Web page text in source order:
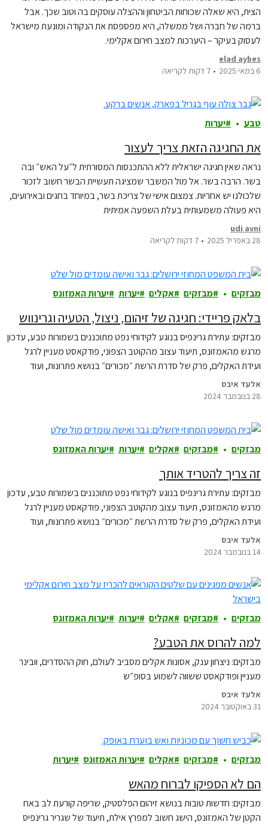
הצית, היא שאלה שכוחות הביטחון וההצלה עוסקים בה וטוב שכך. אבל
ברמה של חברה ושל ממשלה, היא מפספסת את הנקודה ומונעת מישראל
לעסוק בעיקר – היערכות למצב חירום אקלימי.
elad aybes
6 במאי 2025
7 דקות לקריאה
טבע יערות
את החגיגה הזאת צריך לעצור
נראה שאין חגיגה ישראלית ללא ההתכנסות המסורתית ל״על האש״ ובה
בשר. הרבה בשר. אל מול המשבר שמציגה תעשיית הבשר חשוב לזכור
שלכולנו יש אחריות. צמצום אישי של צריכת בשר, במיוחד בחגים ובאירועים,
היא פעולה משמעותית בעלת השפעה אמיתית
udi avni
28 באפריל 2025
7 דקות לקריאה
מבזקים מבזקים אקלים יערות יערות האמזונס
בלאק פריידי: חגיגה של זיהום, ניצול, הטעיה וגרינווש
מבזקים: עתירת גרינפיס בנוגע לקידוחי נפט מתוכננים בשמורות טבע, עדכון
מרגש מהאמזונס, תיעוד עצוב מהקוטב הצפוני, פודקאסט מעניין לרגל
ועידת האקלים, פרק של סדרת הרשת ״מכורים״ בנושא פתרונות, ועוד
אלעד איבס
28 בנובמבר 2024
מבזקים מבזקים אקלים יערות יערות האמזונס
זה צריך להטריד אותך
מבזקים: עתירת גרינפיס בנוגע לקידוחי נפט מתוכננים בשמורות טבע, עדכון
מרגש מהאמזונס, תיעוד עצוב מהקוטב הצפוני, פודקאסט מעניין לרגל
ועידת האקלים, פרק של סדרת הרשת ״מכורים״ בנושא פתרונות, ועוד
אלעד איבס
14 בנובמבר 2024
מבזקים מבזקים אקלים יערות יערות האמזונס
למה להרוס את הטבע?
מבזקים: ניצחון ענק, אסונות אקלים מסביב לעולם, חוק ההסדרים, וובינר
מעניין ופודקאסט ששווה לשמוע בסופ״ש
אלעד איבס
31 באוקטובר 2024
מבזקים מבזקים אקלים יערות האמזונס יערות
הם לא הספיקו לברוח מהאש
מבזקים: חדשות טובות בנושא זיהום הפלסטיק, שריפה קורעת לב באח
הקטן של האמזונס, הישג חשוב למפרץ אילת, תיעוד של שגריר גרינפיס